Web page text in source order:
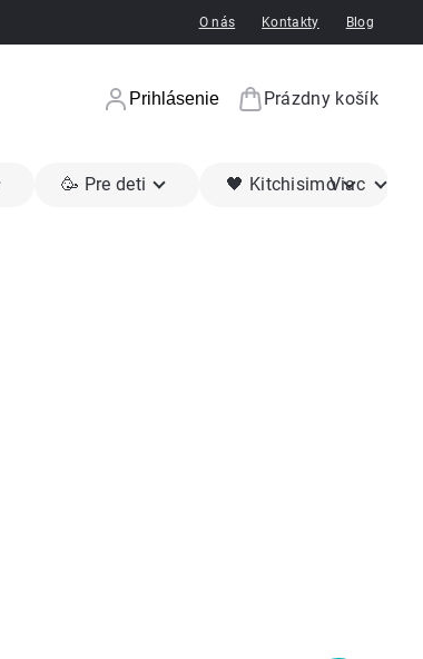
O nás Kontakty Blog
Prihlásenie
Nákupný
Prázdny košík
🥳 Pre deti 🖤 KitchisimoViac